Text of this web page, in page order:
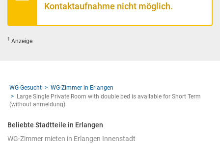
Kontaktaufnahme nicht möglich.
1 Anzeige
WG-Gesucht
WG-Zimmer in Erlangen
Large Single Private Room with double bed is available for Short Term
(without anmeldung)
Beliebte Stadtteile in Erlangen
WG-Zimmer mieten in Erlangen Innenstadt